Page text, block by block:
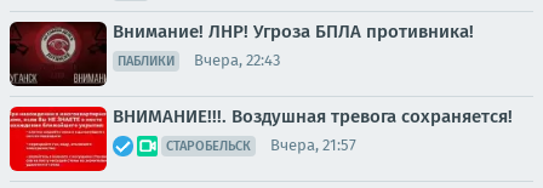
Внимание! ЛНР! Угроза БПЛА противника!
ПАБЛИКИ Вчера, 22:43
ВНИМАНИЕ!!!. Воздушная тревога сохраняется!
СТАРОБЕЛЬСК Вчера, 21:57